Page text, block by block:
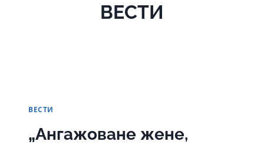
ВЕСТИ
ВЕСТИ
„Ангажоване жене,